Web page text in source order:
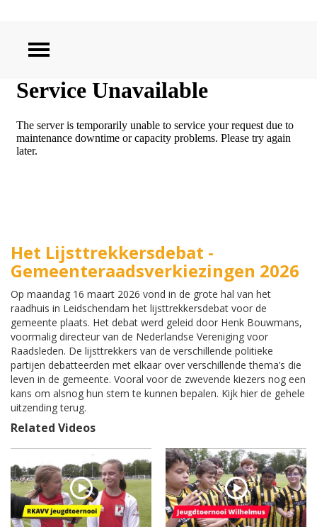
ZOEKEN
Het Lijsttrekkersdebat -
Gemeenteraadsverkiezingen 2026
Op maandag 16 maart 2026 vond in de grote hal van het
raadhuis in Leidschendam het lijsttrekkersdebat voor de
gemeente plaats. Het debat werd geleid door Henk Bouwmans,
voormalig directeur van de Nederlandse Vereniging voor
Raadsleden. De lijsttrekkers van de verschillende politieke
partijen debatteerden met elkaar over verschillende thema’s die
leven in de gemeente. Vooral voor de zwevende kiezers nog een
kans om alsnog hun stem te kunnen bepalen. Kijk hier de gehele
uitzending terug.
Related Videos